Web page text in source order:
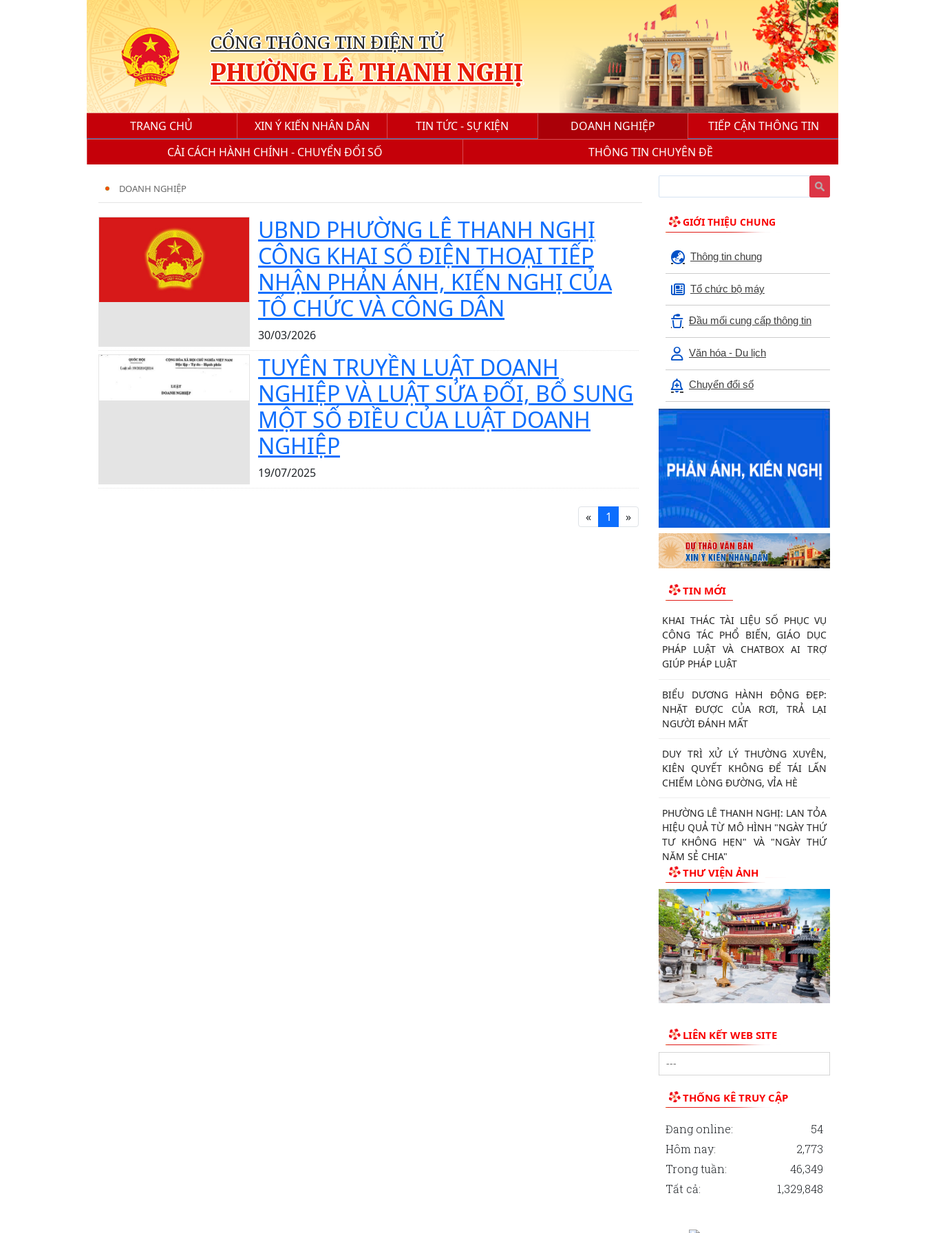
CỔNG THÔNG TIN ĐIỆN TỬ
PHƯỜNG LÊ THANH NGHỊ
TRANG CHỦ XIN Ý KIẾN NHÂN DÂN TIN TỨC - SỰ KIỆN DOANH NGHIỆP
TIẾP CẬN THÔNG TIN
CẢI CÁCH HÀNH CHÍNH - CHUYỂN ĐỔI SỐ
THÔNG TIN CHUYÊN ĐỀ
DOANH NGHIỆP
UBND PHƯỜNG LÊ THANH NGHỊ
CÔNG KHAI SỐ ĐIỆN THOẠI TIẾP
NHẬN PHẢN ÁNH, KIẾN NGHỊ CỦA
TỔ CHỨC VÀ CÔNG DÂN
30/03/2026
TUYÊN TRUYỀN LUẬT DOANH
NGHIỆP VÀ LUẬT SỬA ĐỔI, BỔ SUNG
MỘT SỐ ĐIỀU CỦA LUẬT DOANH
NGHIỆP
19/07/2025
« 1 »
GIỚI THIỆU CHUNG
Thông tin chung
Tổ chức bộ máy
Đầu mối cung cấp thông tin
Văn hóa - Du lịch
Chuyển đổi số
TIN MỚI
KHAI THÁC TÀI LIỆU SỐ PHỤC VỤ
CÔNG TÁC PHỔ BIẾN, GIÁO DỤC
PHÁP LUẬT VÀ CHATBOX AI TRỢ
GIÚP PHÁP LUẬT
BIỂU DƯƠNG HÀNH ĐỘNG ĐẸP:
NHẶT ĐƯỢC CỦA RƠI, TRẢ LẠI
NGƯỜI ĐÁNH MẤT
DUY TRÌ XỬ LÝ THƯỜNG XUYÊN,
KIÊN QUYẾT KHÔNG ĐỂ TÁI LẤN
CHIẾM LÒNG ĐƯỜNG, VỈA HÈ
PHƯỜNG LÊ THANH NGHỊ: LAN TỎA
HIỆU QUẢ TỪ MÔ HÌNH "NGÀY THỨ
TƯ KHÔNG HẸN" VÀ "NGÀY THỨ
NĂM SẺ CHIA"
CHỦ ĐỘNG PHÒNG, CHỐNG BỆNH
SỐT XUẤT HUYẾT
ĐẨY MẠNH TUYÊN TRUYỀN CÔNG
TÁC DÂN SỐ TRONG TÌNH HÌNH
MỚI
THƯ VIỆN ẢNH
LIÊN KẾT WEB SITE
THỐNG KÊ TRUY CẬP
Đang online:
54
Hôm nay:
2,773
Trong tuần:
46,349
Tất cả:
1,329,848